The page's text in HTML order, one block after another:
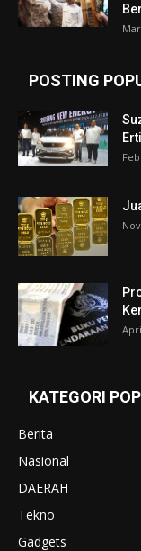
POSTING
KATEGORI
Berita
Nasional
DAERAH
Tekno
Gadgets